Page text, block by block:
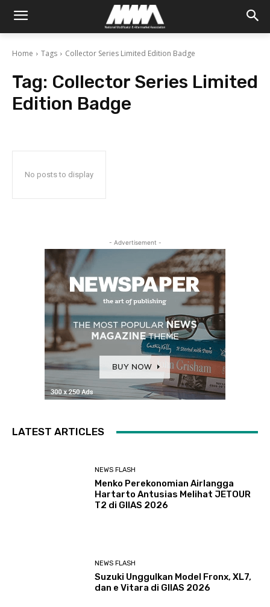
Home Tags Collector Series Limited Edition Badge
Tag: Collector Series Limited
Edition Badge
No posts to display
- Advertisement -
LATEST ARTICLES
NEWS FLASH
Menko Perekonomian Airlangga
Hartarto Antusias Melihat JETOUR
T2 di GIIAS 2026
NEWS FLASH
Suzuki Unggulkan Model Fronx, XL7,
dan e Vitara di GIIAS 2026